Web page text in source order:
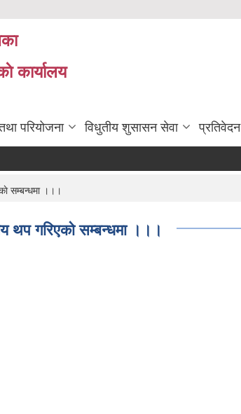
कार्यालय
परियोजना विधुतीय शुसासन सेवा प्रतिवेदन
सम्बन्धमा ।।।
थप गरिएकाे सम्बन्धमा ।।।